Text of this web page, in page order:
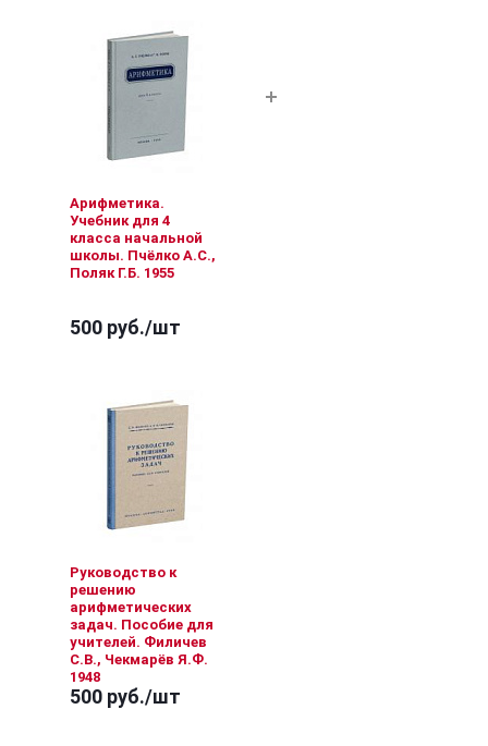
Арифметика.
Учебник для 4
класса начальной
школы. Пчёлко А.С.,
Поляк Г.Б. 1955
500 руб./шт
Руководство к
решению
арифметических
задач. Пособие для
учителей. Филичев
С.В., Чекмарёв Я.Ф.
1948
500 руб./шт